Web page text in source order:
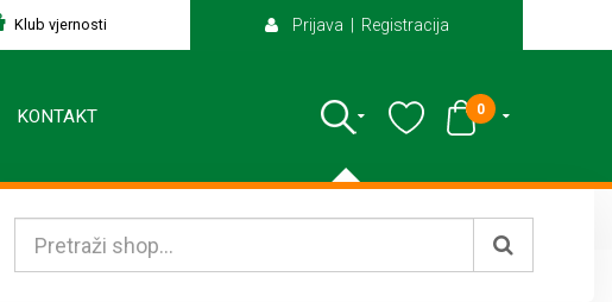
Prijava | Registracija
Klub vjernosti
KONTAKT 0